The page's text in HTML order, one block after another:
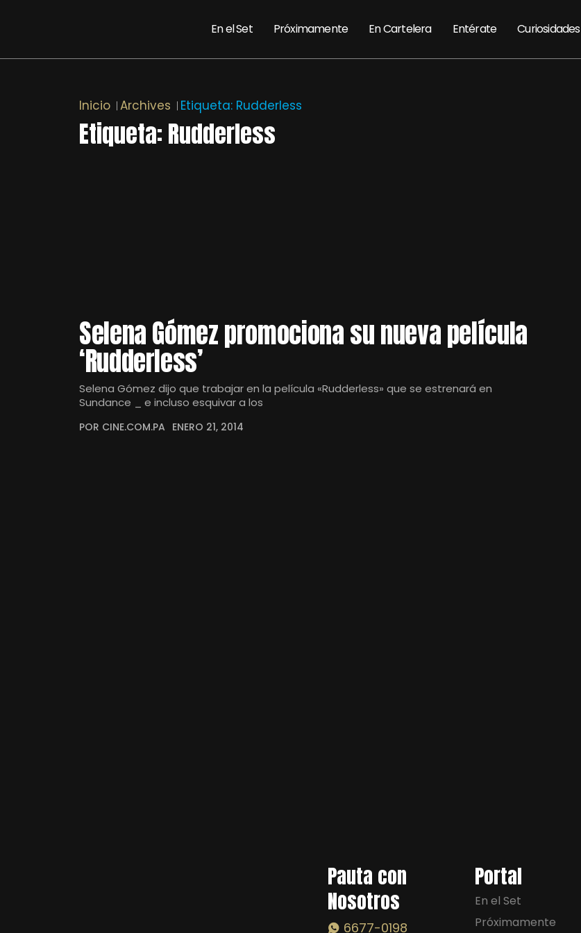
En el Set Próximamente En Cartelera Entérate Curiosidades
Inicio Archives Etiqueta: Rudderless
Etiqueta:Rudderless
Selena Gómez promociona su nueva película
‘Rudderless’
Selena Gómez dijo que trabajar en la película «Rudderless» que se estrenará en
Sundance _ e incluso esquivar a los
POR CINE.COM.PA ENERO 21, 2014
Pauta con
Nosotros
6677-0198
Portal
En el Set
Próximamente